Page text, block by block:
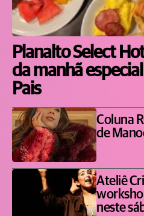
Planalto Select
da manhã
Pais
Coluna
de
Ateliê
neste